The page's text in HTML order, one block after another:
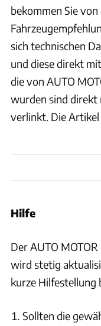
bekommen Sie
sich technischen
und diese direkt
die von AUTO
wurden sind direkt
verlinkt. Die Artikel
Hilfe
Der AUTO
wird stetig
kurze Hilfestellung
Sollten die